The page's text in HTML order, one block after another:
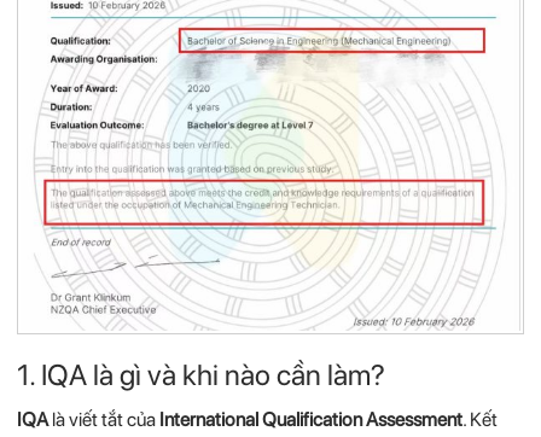
1. IQA làgìvà khi nàocần làm?
IQAlàviếttắtcủa InternationalQualificationAssessment. Kết